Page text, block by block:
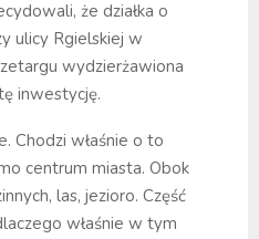
że działka o
ulicy Rgielskiej w
wydzierżawiona
inwestycję.
Chodzi właśnie o to
centrum miasta. Obok
las, jezioro. Część
właśnie w tym